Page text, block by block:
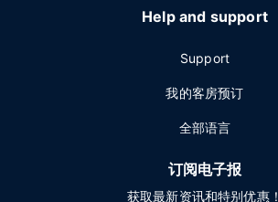
Help and support
Support
我的客房预订
全部语言
订阅电子报
获取最新资讯和特别优惠！